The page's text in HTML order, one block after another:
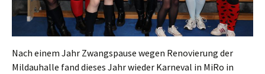
Nach einem Jahr Zwangspause wegen Renovierung der
Mildauhalle fand dieses Jahr wieder Karneval in MiRo in